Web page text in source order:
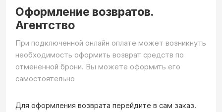
Оформление возвратов.
Агентство
При подключенной онлайн оплате может возникнуть
необходимость оформить возврат средств по
отмененной брони. Вы можете оформить его
самостоятельно
Для оформления возврата перейдите в сам заказ.